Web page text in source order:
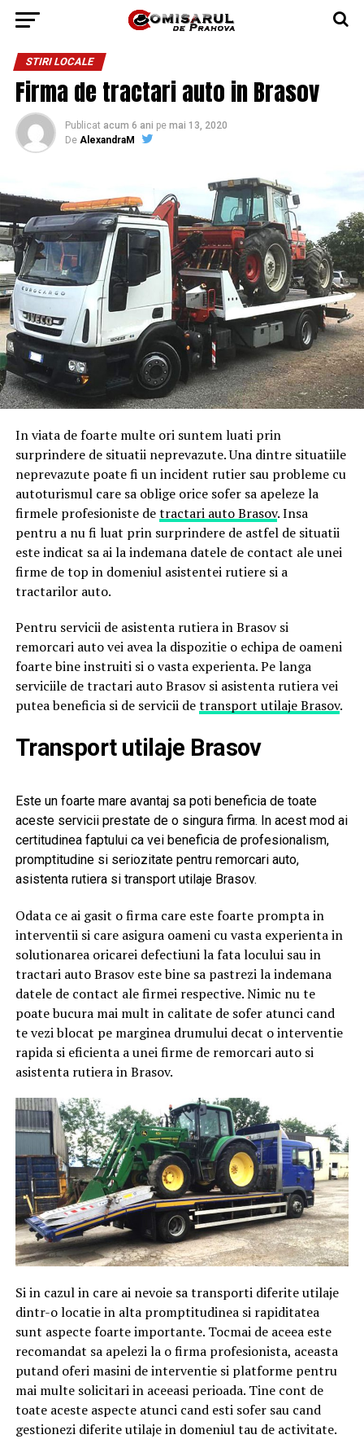
STIRI LOCALE
Firma de tractari auto in Brasov
Publicat acum 6 ani pe mai 13, 2020
De AlexandraM
In viata de foarte multe ori suntem luati prin
surprindere de situatii neprevazute. Una dintre situatiile
neprevazute poate fi un incident rutier sau probleme cu
autoturismul care sa oblige orice sofer sa apeleze la
firmele profesioniste detractari auto Brasov. Insa
pentru a nu fi luat prin surprindere de astfel de situatii
este indicat sa ai la indemana datele de contact ale unei
firme de top in domeniul asistentei rutiere si a
tractarilor auto.
Pentru servicii de asistenta rutiera in Brasov si
remorcari auto vei avea la dispozitie o echipa de oameni
foarte bine instruiti si o vasta experienta. Pe langa
serviciile de tractari auto Brasov si asistenta rutiera vei
putea beneficia si de servicii detransport utilaje Brasov.
Transport utilaje Brasov
Este un foarte mare avantaj sa poti beneficia de toate
aceste servicii prestate de o singura firma. In acest mod ai
certitudinea faptului ca vei beneficia de profesionalism,
promptitudine si seriozitate pentru remorcari auto,
asistenta rutiera si transport utilaje Brasov.
Odata ce ai gasit o firma care este foarte prompta in
interventii si care asigura oameni cu vasta experienta in
solutionarea oricarei defectiuni la fata locului sau in
tractari auto Brasov este bine sa pastrezi la indemana
datele de contact ale firmei respective. Nimic nu te
poate bucura mai mult in calitate de sofer atunci cand
te vezi blocat pe marginea drumului decat o interventie
rapida si eficienta a unei firme de remorcari auto si
asistenta rutiera in Brasov.
Si in cazul in care ai nevoie sa transporti diferite utilaje
dintr-o locatie in alta promptitudinea si rapiditatea
sunt aspecte foarte importante. Tocmai de aceea este
recomandat sa apelezi la o firma profesionista, aceasta
putand oferi masini de interventie si platforme pentru
mai multe solicitari in aceeasi perioada. Tine cont de
toate aceste aspecte atunci cand esti sofer sau cand
gestionezi diferite utilaje in domeniul tau de activitate.